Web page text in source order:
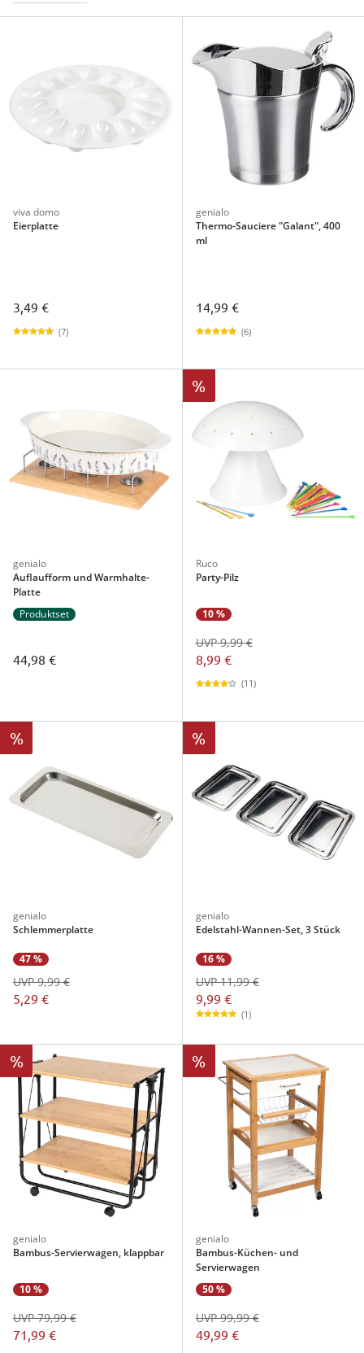
viva domo
Eierplatte
3,49 €
(7)
genialo
Thermo-Sauciere "Galant", 400
ml
14,99 €
(6)
genialo
Auflaufform und Warmhalte-
Platte
Produktset
44,98 €
%
Ruco
Party-Pilz
10 %
8,99 €
UVP 9,99 €
(11)
%
genialo
Schlemmerplatte
47 %
5,29 €
UVP 9,99 €
%
genialo
Edelstahl-Wannen-Set, 3 Stück
16 %
9,99 €
UVP 11,99 €
(1)
%
genialo
Bambus-Servierwagen, klappbar
10 %
71,99 €
UVP 79,99 €
%
genialo
Bambus-Küchen- und
Servierwagen
50 %
49,99 €
UVP 99,99 €